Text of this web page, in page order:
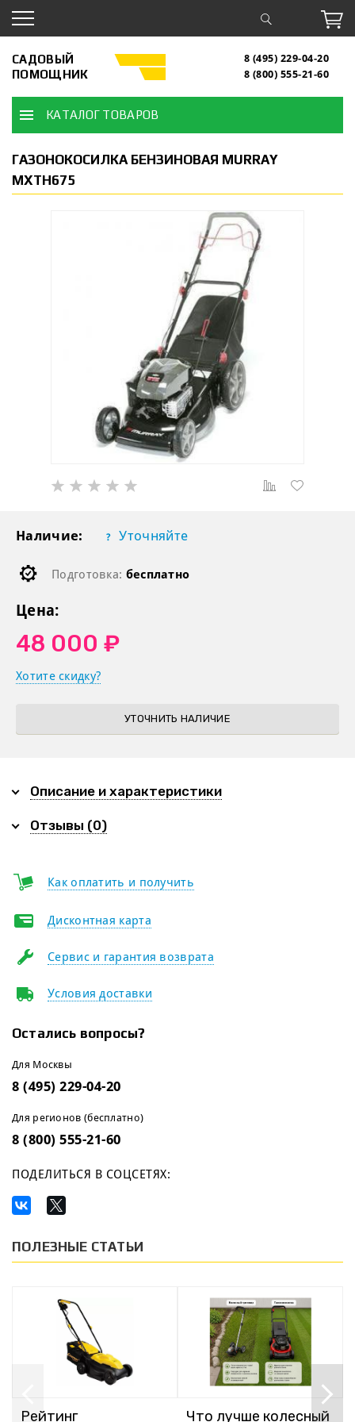
САДОВЫЙ
ПОМОЩНИК
8 (495) 229-04-20
8 (800) 555-21-60
КАТАЛОГ ТОВАРОВ
ГАЗОНОКОСИЛКА БЕНЗИНОВАЯ MURRAY
MXTH675
Наличие: Уточняйте
Подготовка: бесплатно
Цена:
48 000 ₽
Хотите скидку?
УТОЧНИТЬ НАЛИЧИЕ
Описание и характеристики
Отзывы (0)
Как оплатить и получить
Дисконтная карта
Сервис и гарантия возврата
Условия доставки
Остались вопросы?
Для Москвы
8 (495) 229-04-20
Для регионов (бесплатно)
8 (800) 555-21-60
ПОДЕЛИТЬСЯ В СОЦСЕТЯХ:
ПОЛЕЗНЫЕ СТАТЬИ
Рейтинг Что лучше колесный